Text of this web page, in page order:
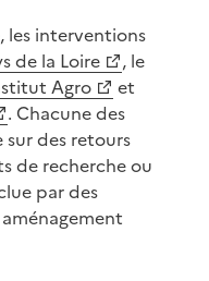
les interventions
de la Loire
, le
Agro
et
. Chacune des
sur des retours
de recherche ou
par des